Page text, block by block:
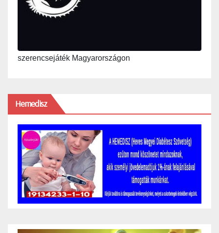
szerencsejáték Magyarországon
Hemedisz